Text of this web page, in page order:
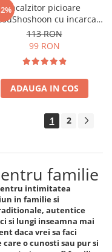
Incalzitor picioare
cu incarcare
USB
113 RON
99 RON
ADAUGA IN COS
1 2
familie
intimitatea
in familie si
autentice
si lungi inseamna mai
daca vrei sa faci
o cunosti sau pur si